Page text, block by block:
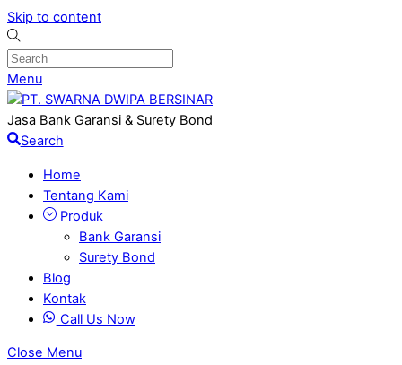
Skip to content
Menu
Jasa Bank Garansi & Surety Bond
Search
Home
Tentang Kami
Produk
Bank Garansi
Surety Bond
Blog
Kontak
Call Us Now
Close Menu